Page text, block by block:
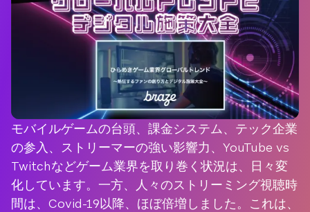
モバイルゲームの台頭、課金システム、テック企業
の参入、ストリーマーの強い影響力、YouTube vs
Twitchなどゲーム業界を取り巻く状況は、日々変
化しています。一方、人々のストリーミング視聴時
間は、Covid-19以降、ほぼ倍増しました。これは、